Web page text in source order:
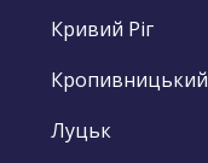
Кривий Ріг
Кропивницький
Луцьк